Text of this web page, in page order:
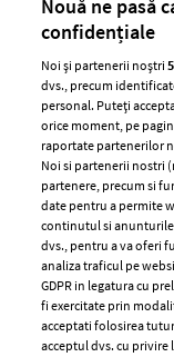
ELLE Style
2024
Despre
Romania
Contact
Nouă ne pasă
confidențiale
Noi și partenerii noștri
dvs., precum
personal. Puteți
orice moment, pe
raportate partenerilor
Noi si partenerii nostri
partenere, precum si
date pentru a permite
continutul si
dvs., pentru a va oferi
analiza traficul pe
GDPR in legatura cu
fi exercitate prin
acceptati folosirea
acceptul dvs. cu privire